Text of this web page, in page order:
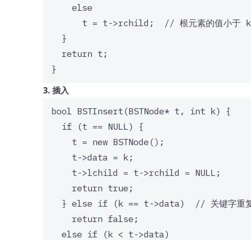
else
t = t->rchild ;
// 根元素的值小于
}
return t;
}
3. 插入
bool BSTInsert(BSTNode* t , int k) {
if (t == NULL) {
t = new BSTNode();
t->data = k;
t->lchild = t->rchild = NULL ;
return true;
} else if (k == t->data)
// 关键字重
return false;
else if (k < t->data)